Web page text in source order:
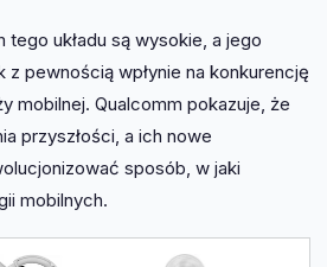
układu są wysokie, a jego
z pewnością wpłynie na konkurencję
mobilnej. Qualcomm pokazuje, że
przyszłości, a ich nowe
sposób, w jaki
mobilnych.